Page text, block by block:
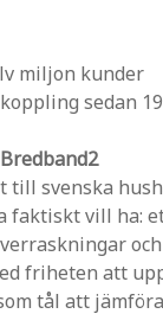
miljon kunder
sedan
till svenska
faktiskt vill ha:
friheten att
tål att